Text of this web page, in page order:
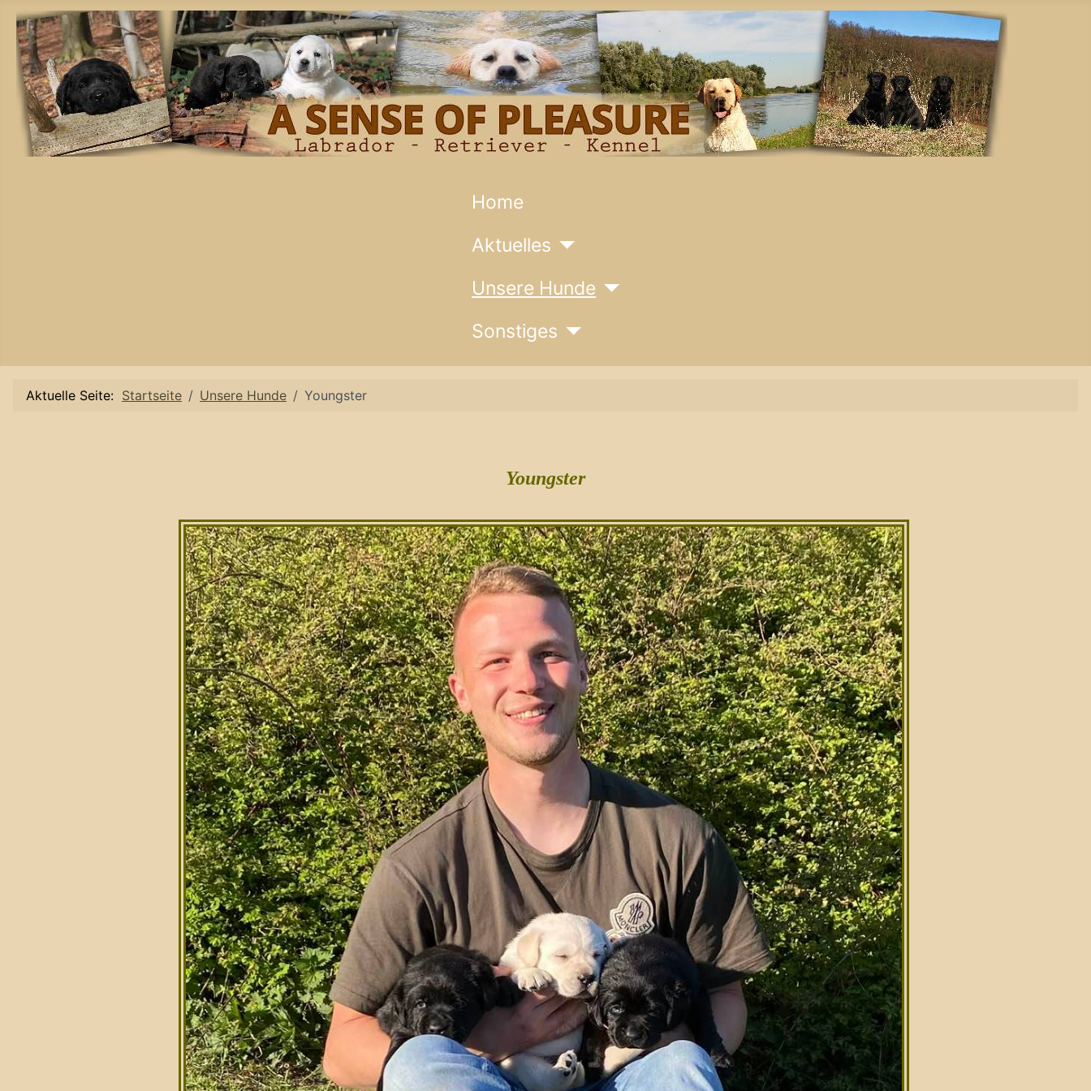
Home
Aktuelles
Unsere Hunde
Sonstiges
Aktuelle Seite: Startseite Unsere Hunde Youngster
Youngster